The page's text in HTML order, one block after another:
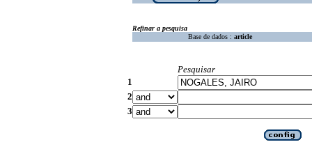
Refinar a pesquisa
Base de dados : article
Pesquisar
1
2
3